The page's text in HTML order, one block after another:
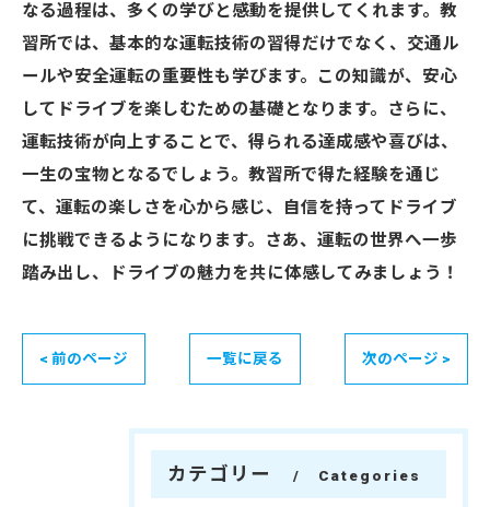
なる過程は、多くの学びと感動を提供してくれます。教
習所では、基本的な運転技術の習得だけでなく、交通ル
ールや安全運転の重要性も学びます。この知識が、安心
してドライブを楽しむための基礎となります。さらに、
運転技術が向上することで、得られる達成感や喜びは、
一生の宝物となるでしょう。教習所で得た経験を通じ
て、運転の楽しさを心から感じ、自信を持ってドライブ
に挑戦できるようになります。さあ、運転の世界へ一歩
踏み出し、ドライブの魅力を共に体感してみましょう！
< 前のページ 一覧に戻る 次のページ >
カテゴリー Categories